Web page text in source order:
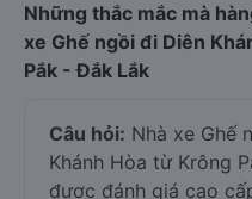
Những thắc mắc mà
xe Ghế ngồi đi Diên
Pắk - Đắk Lắk
Câu hỏi: Nhà xe Ghế
Khánh Hòa từ Krông
được đánh giá cao